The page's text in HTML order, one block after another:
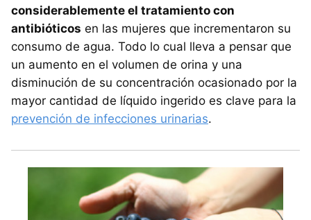
considerablemente el tratamiento con
antibióticos en las mujeres que incrementaron su
consumo de agua. Todo lo cual lleva a pensar que
un aumento en el volumen de orina y una
disminución de su concentración ocasionado por la
mayor cantidad de líquido ingerido es clave para la
prevención de infecciones urinarias.